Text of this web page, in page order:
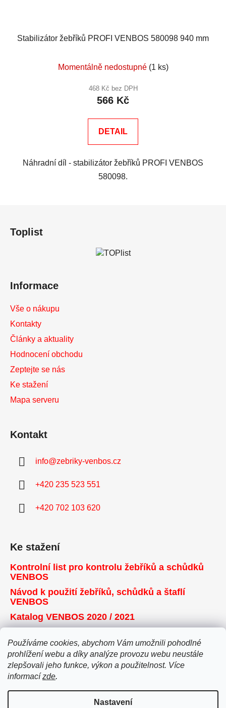
Používáme cookies, abychom Vám umožnili pohodlné
prohlížení webu a díky analýze provozu webu neustále
zlepšovali jeho funkce, výkon a použitelnost. Více
informací zde.
Nastavení
Stabilizátor žebříků PROFI VENBOS 580098 940 mm
Momentálně nedostupné (1 ks)
468 Kč bez DPH
566 Kč
DETAIL
Náhradní díl - stabilizátor žebříků PROFI VENBOS
580098.
Toplist
Informace
Vše o nákupu
Kontakty
Články a aktuality
Hodnocení obchodu
Zeptejte se nás
Ke stažení
Mapa serveru
Kontakt
info@zebriky-venbos.cz
+420 235 523 551
+420 702 103 620
Ke stažení
Kontrolní list pro kontrolu žebříků a schůdků
VENBOS
Návod k použití žebříků, schůdků a štaflí
VENBOS
Katalog VENBOS 2020 / 2021
Přijímáme online platby